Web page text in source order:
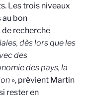
Les trois niveaux
bon
recherche
dès lors que les
des
des pays, la
», prévient Martin
rester en